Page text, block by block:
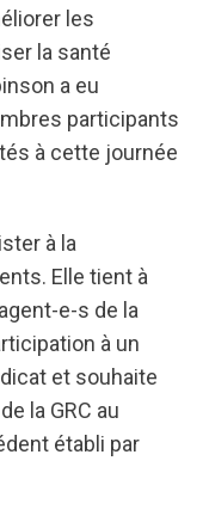
les
la santé
a eu
participants
à cette journée
à la
Elle tient à
e-s de la
à un
et souhaite
la GRC au
établi par